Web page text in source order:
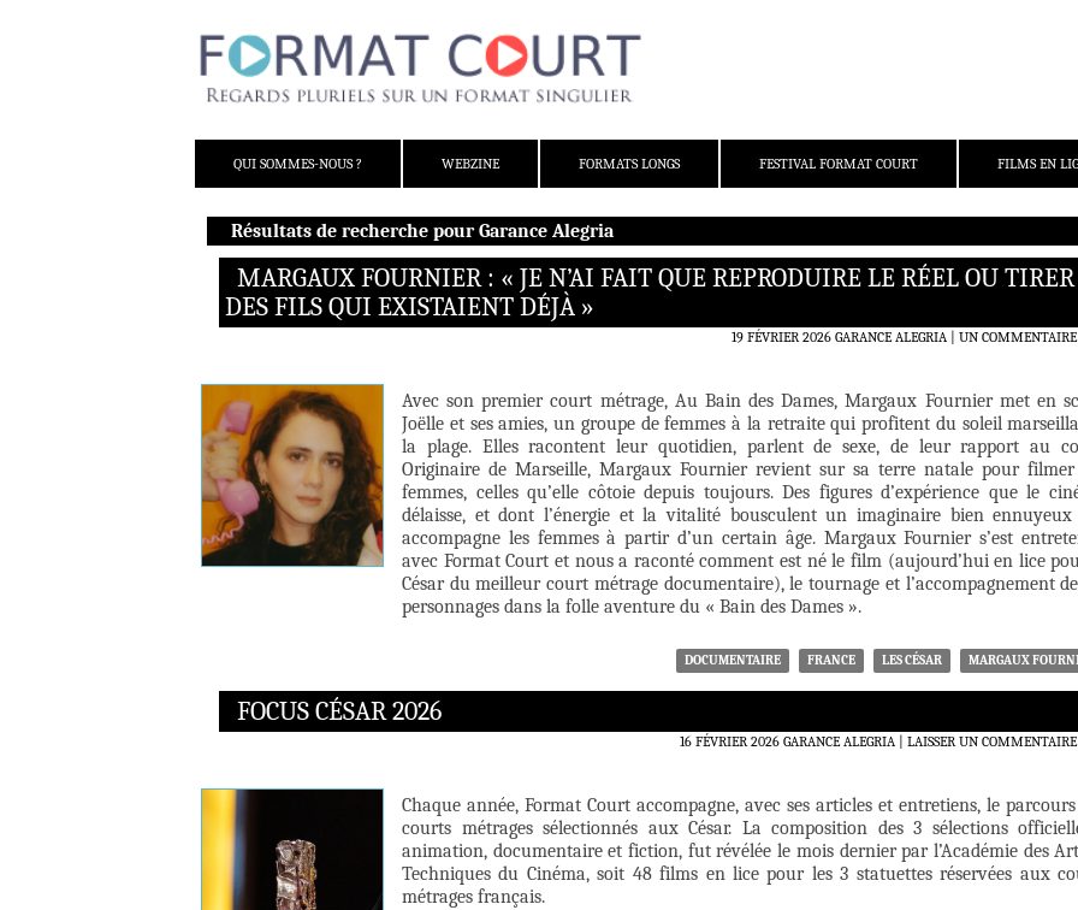
QUI SOMMES-NOUS ?
WEBZINE FORMATS LONGS FESTIVAL FORMAT COURT FILMS EN
Résultats de recherche pour Garance Alegria
MARGAUX FOURNIER : « JE N’AI FAIT QUE REPRODUIRE LE RÉEL OU TIRER
DES FILS QUI EXISTAIENT DÉJÀ »
19 FÉVRIER 2026 GARANCE ALEGRIA UN COMMENTAIRE|
Avec son premier court métrage, Au Bain des Dames, Margaux Fournier met en
Joëlle et ses amies, un groupe de femmes à la retraite qui profitent du soleil
la plage. Elles racontent leur quotidien, parlent de sexe, de leur rapport au
Originaire de Marseille, Margaux Fournier revient sur sa terre natale pour filmer
femmes, celles qu’elle côtoie depuis toujours. Des figures d’expérience que le
délaisse, et dont l’énergie et la vitalité bousculent un imaginaire bien
accompagne les femmes à partir d’un certain âge. Margaux Fournier s’est
avec Format Court et nous a raconté comment est né le film (aujourd’hui en lice
César du meilleur court métrage documentaire), le tournage et l’accompagnement
personnages dans la folle aventure du « Bain des Dames ».
DOCUMENTAIRE FRANCE LES CÉSAR MARGAUX
FOCUS CÉSAR 2026
16 FÉVRIER 2026 GARANCE ALEGRIA LAISSER UN COMMENTAIRE|
Chaque année, Format Court accompagne, avec ses articles et entretiens, le parcours
courts métrages sélectionnés aux César. La composition des 3 sélections
animation, documentaire et fiction, fut révélée le mois dernier par l’Académie des
Techniques du Cinéma, soit 48 films en lice pour les 3 statuettes réservées aux
métrages français.